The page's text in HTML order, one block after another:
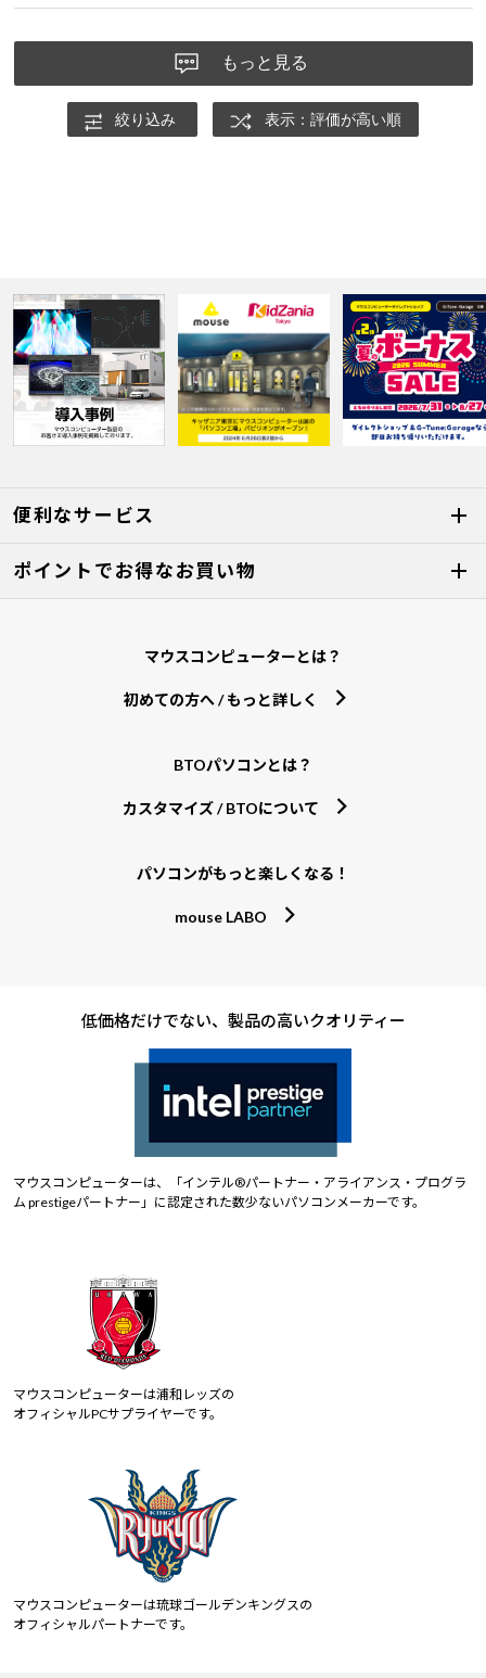
もっと見る
絞り込み 表示：評価が高い順
便利なサービス
ポイントでお得なお買い物
マウスコンピューターとは？
初めての方へ / もっと詳しく
BTOパソコンとは？
カスタマイズ / BTOについて
パソコンがもっと楽しくなる！
mouse LABO
低価格だけでない、製品の高いクオリティー
マウスコンピューターは、「インテル®パートナー・アライアンス・プログラ
ム prestigeパートナー」に認定された数少ないパソコンメーカーです。
マウスコンピューターは浦和レッズの
オフィシャルPCサプライヤーです。
マウスコンピューターは琉球ゴールデンキングスの
オフィシャルパートナーです。